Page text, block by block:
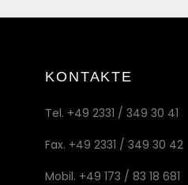
KONTAKTE
Tel. +49 2331 / 349 30 41
Fax. +49 2331 / 349 30 42
Mobil. +49 173 / 83 18 681